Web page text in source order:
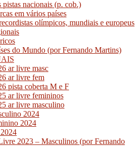
pistas nacionais (p. cob.)
em vários países
olímpicos, mundiais e europeus
do Mundo (por Fernando Martins)
ar livre masc
ar livre fem
pista coberta M e F
ar livre femininos
ar livre masculino
2024
2024
2023 – Masculinos (por Fernando